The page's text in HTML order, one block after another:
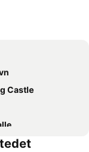
Castle